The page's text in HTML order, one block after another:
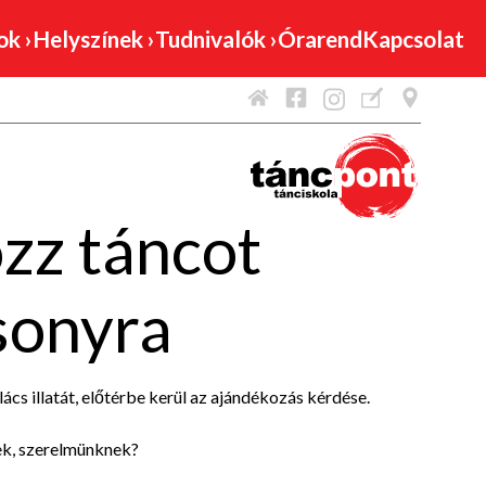
›Helyszínek ›Tudnivalók ›ÓrarendKapcsolat
táncot
illatát, előtérbe kerül az ajándékozás kérdése.
szerelmünknek?